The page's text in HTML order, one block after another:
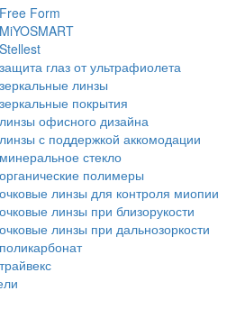
Free Form
MiYOSMART
Stellest
защита глаз от ультрафиолета
зеркальные линзы
зеркальные покрытия
линзы офисного дизайна
линзы с поддержкой аккомодации
минеральное стекло
органические полимеры
очковые линзы для контроля миопии
очковые линзы при близорукости
очковые линзы при дальнозоркости
поликарбонат
трайвекс